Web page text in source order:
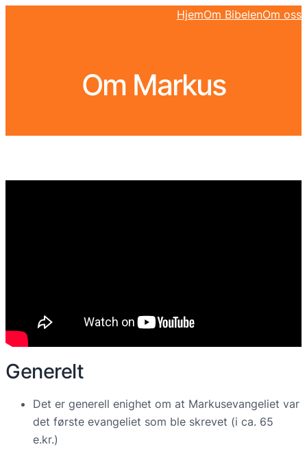
HjemOm BibelenOm oss
Om Markus
Generelt
Det er generell enighet om at Markusevangeliet var
det første evangeliet som ble skrevet (i ca. 65
e.kr.)